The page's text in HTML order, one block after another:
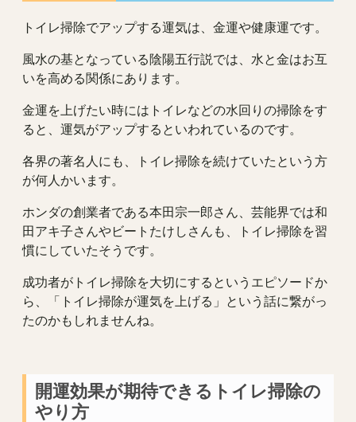
トイレ掃除でアップする運気は、金運や健康運です。
風水の基となっている陰陽五行説では、水と金はお互
いを高める関係にあります。
金運を上げたい時にはトイレなどの水回りの掃除をす
ると、運気がアップするといわれているのです。
各界の著名人にも、トイレ掃除を続けていたという方
が何人かいます。
ホンダの創業者である本田宗一郎さん、芸能界では和
田アキ子さんやビートたけしさんも、トイレ掃除を習
慣にしていたそうです。
成功者がトイレ掃除を大切にするというエピソードか
ら、「トイレ掃除が運気を上げる」という話に繋がっ
たのかもしれませんね。
開運効果が期待できるトイレ掃除の
やり方